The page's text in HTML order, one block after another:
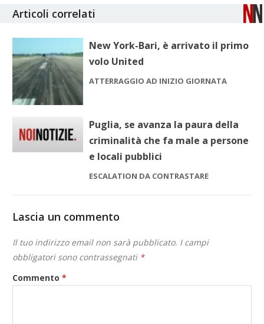
Articoli correlati
New York-Bari, è arrivato il primo
volo United
ATTERRAGGIO AD INIZIO GIORNATA
Puglia, se avanza la paura della
criminalità che fa male a persone
e locali pubblici
ESCALATION DA CONTRASTARE
Lascia un commento
Il tuo indirizzo email non sarà pubblicato. I campi
obbligatori sono contrassegnati *
Commento*